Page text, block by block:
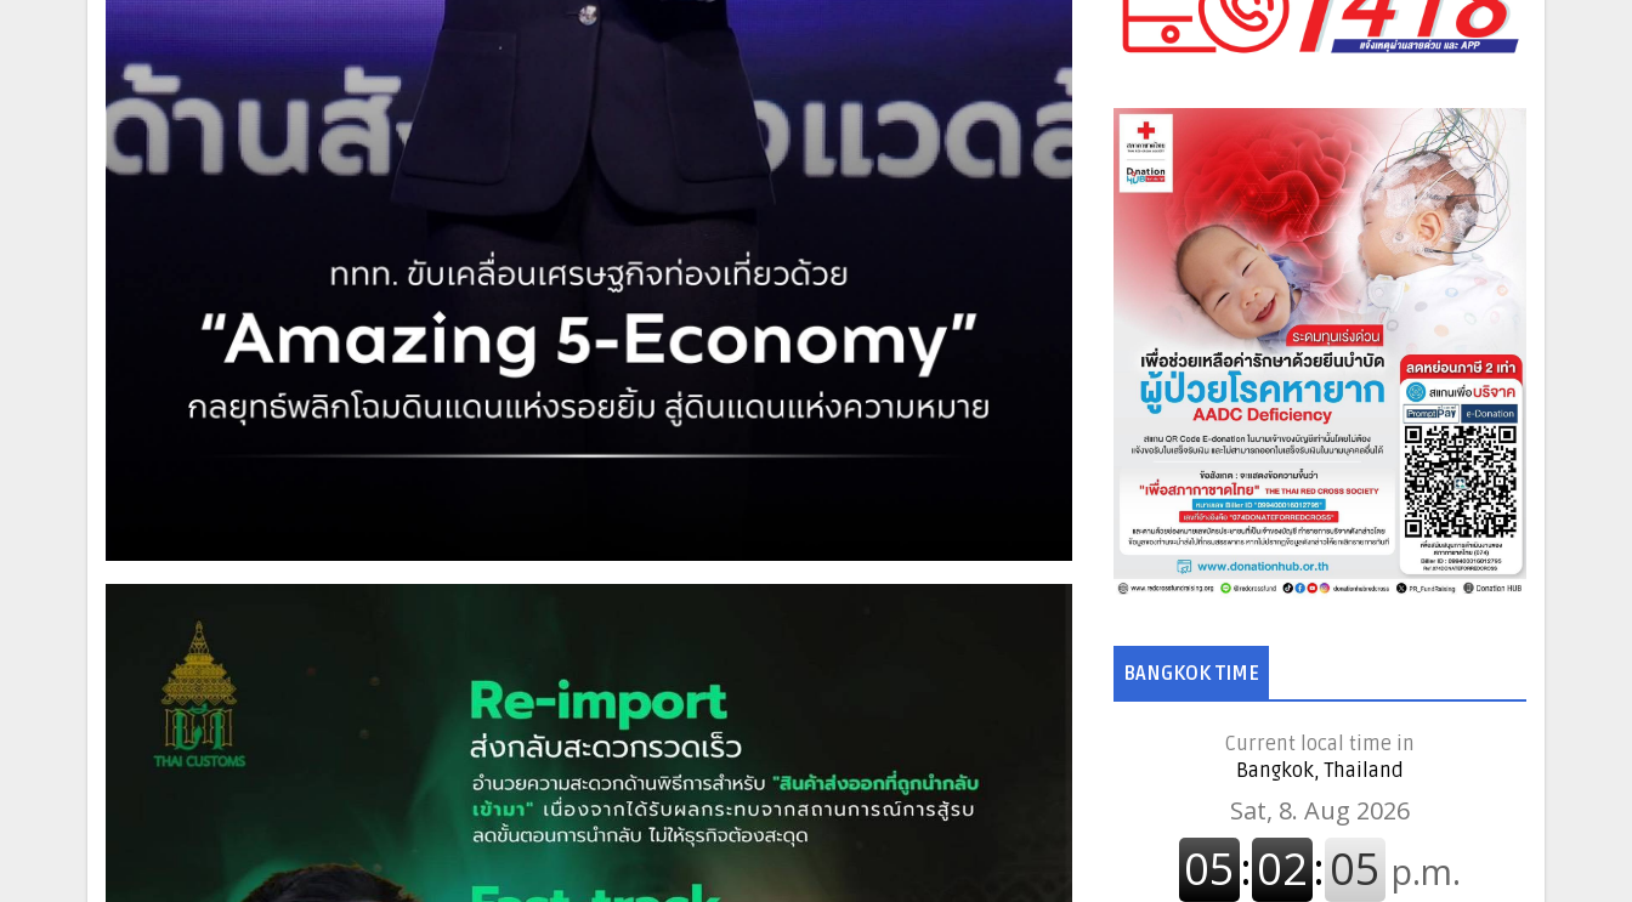
BANGKOK TIME
Current local time in
Bangkok, Thailand